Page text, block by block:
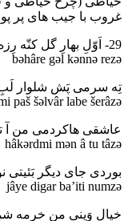
غروب با جیب های پر
bәhâre gәl kәnnә rezә
paš šәlvâr labe šerâzә
hâkәrdmi mәn â tu tâzә
jâye digar ba’iti numzә